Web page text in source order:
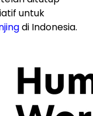
untuk
di Indonesia.